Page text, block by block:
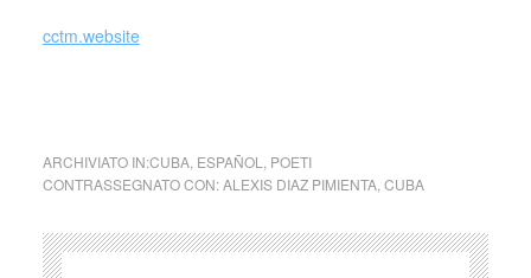
cctm.website
ARCHIVIATO IN:CUBA, ESPAÑOL
POETI
CONTRASSEGNATO CON:ALEXIS DIAZ PIMIENTA, CUBA